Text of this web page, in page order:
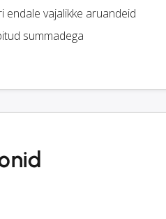
endale vajalikke aruandeid
summadega